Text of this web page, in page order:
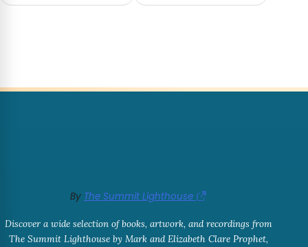
By The Summit Lighthouse
Discover a wide selection of books, artwork, and recordings from
The Summit Lighthouse by Mark and Elizabeth Clare Prophet,